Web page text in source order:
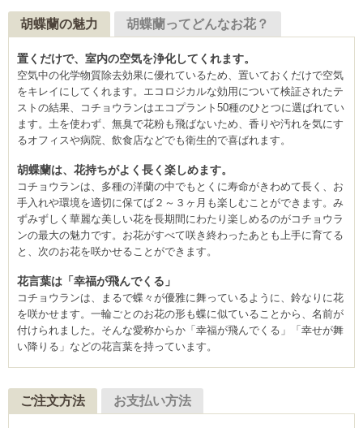
胡蝶蘭の魅力 胡蝶蘭ってどんなお花？
置くだけで、室内の空気を浄化してくれます。
空気中の化学物質除去効果に優れているため、置いておくだけで空気
をキレイにしてくれます。エコロジカルな効用について検証されたテ
ストの結果、コチョウランはエコプラント50種のひとつに選ばれてい
ます。土を使わず、無臭で花粉も飛ばないため、香りや汚れを気にす
るオフィスや病院、飲食店などでも衛生的で喜ばれます。
胡蝶蘭は、花持ちがよく長く楽しめます。
コチョウランは、多種の洋蘭の中でもとくに寿命がきわめて長く、お
手入れや環境を適切に保てば２～３ヶ月も楽しむことができます。み
ずみずしく華麗な美しい花を長期間にわたり楽しめるのがコチョウラ
ンの最大の魅力です。お花がすべて咲き終わったあとも上手に育てる
と、次のお花を咲かせることができます。
花言葉は「幸福が飛んでくる」
コチョウランは、まるで蝶々が優雅に舞っているように、鈴なりに花
を咲かせます。一輪ごとのお花の形も蝶に似ていることから、名前が
付けられました。そんな愛称からか「幸福が飛んでくる」「幸せが舞
い降りる」などの花言葉を持っています。
ご注文方法 お支払い方法